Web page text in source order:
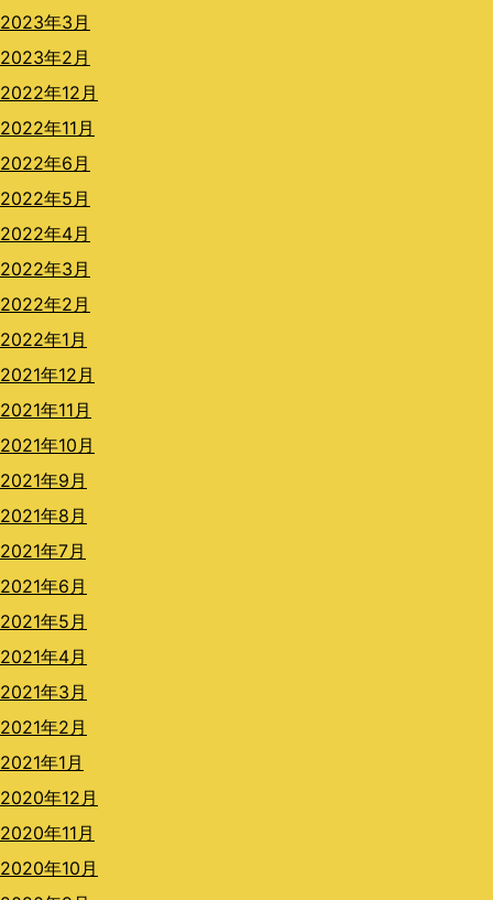
2023年3月
2023年2月
2022年12月
2022年11月
2022年6月
2022年5月
2022年4月
2022年3月
2022年2月
2022年1月
2021年12月
2021年11月
2021年10月
2021年9月
2021年8月
2021年7月
2021年6月
2021年5月
2021年4月
2021年3月
2021年2月
2021年1月
2020年12月
2020年11月
2020年10月